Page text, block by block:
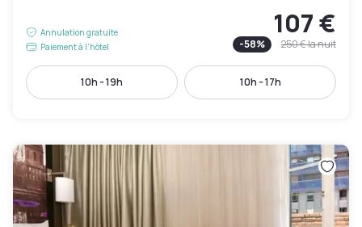
Annulation gratuite
Paiement à l'hôtel
107 €
-58% 250 €la nuit
10h - 19h 10h - 17h